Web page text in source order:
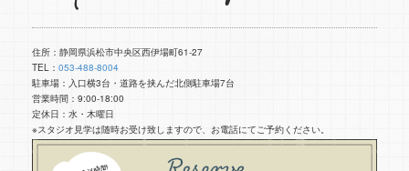
住所：静岡県浜松市中央区西伊場町61-27
TEL： 053-488-8004
駐車場：入口横3台・道路を挟んだ北側駐車場7台
営業時間：9:00-18:00
定休日：水・木曜日
※スタジオ見学は随時お受け致しますので、お電話にてご予約ください。